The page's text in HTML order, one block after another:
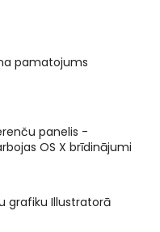
pamatojums
panelis -
OS X brīdinājumi
grafiku Illustratorā